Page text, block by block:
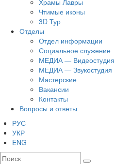
Храмы Лавры
Чтимые иконы
3D Тур
Отделы
Отдел информации
Социальное служение
МЕДИА — Видеостудия
МЕДИА — Звукостудия
Мастерские
Вакансии
Контакты
Вопросы и ответы
РУС
УКР
ENG